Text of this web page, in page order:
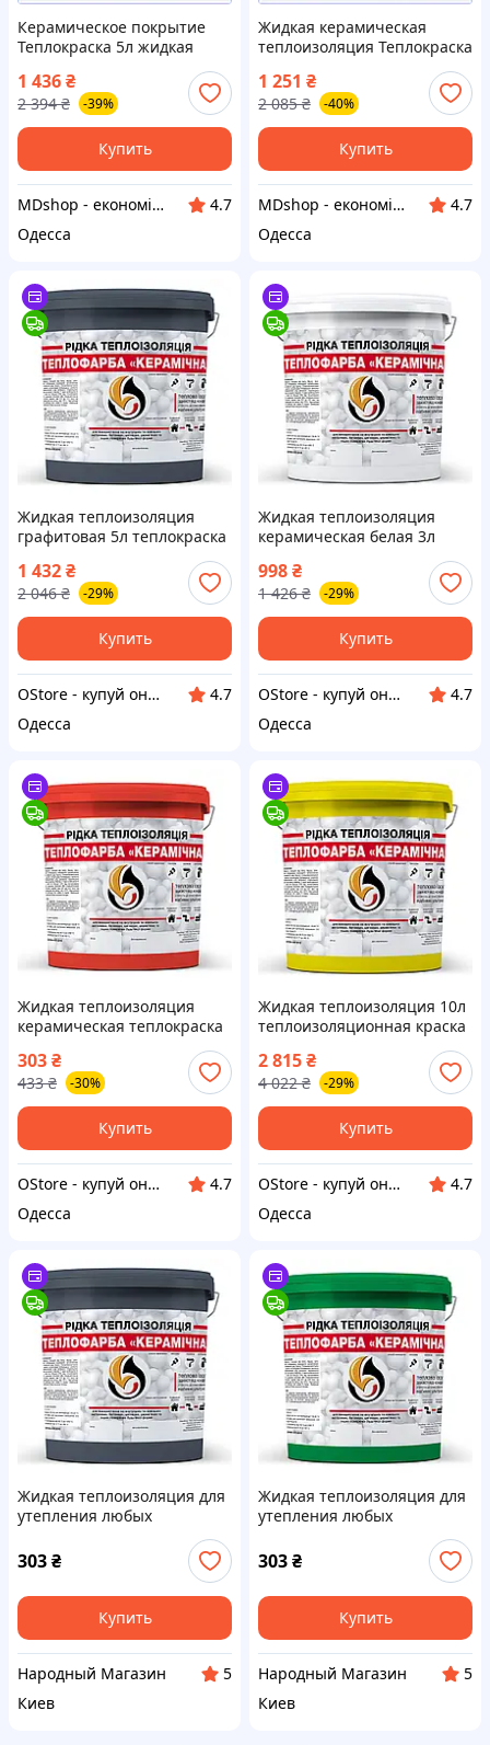
Керамическое покрытие
Теплокраска 5л жидкая
теплоизоляция для фасадов
зданий стен и
трубопроводов МШоп1
1 436₴
2 394 ₴ -39%
Купить
MDshop - економія поруч
4.7
Одесса
Жидкая керамическая
теплоизоляция Теплокраска
фасадов стен труб
антикоррозийная МШоп1
1 251 ₴
2 085 ₴ -40%
Купить
MDshop - економія поруч
4.7
Одесса
Жидкая теплоизоляция
графитовая 5л теплокраска
утепления поверхностей
энергосберегающая
1 432₴
2 046 ₴ -29%
Купить
OStore - купуй онлайн!
4.7
Одесса
Жидкая теплоизоляция
керамическая белая 3л
утеплитель для стен труб
металла бетона краска
теплоизоляция
998₴
1 426 ₴ -29%
Купить
OStore - купуй онлайн!
4.7
Одесса
Жидкая теплоизоляция
керамическая теплокраска
поверхностей
термоизоляционное
покрытие 1л
303₴
433 ₴ -30%
Купить
OStore - купуй онлайн!
4.7
Одесса
Жидкая теплоизоляция 10л
теплоизоляционная краска
поверхностей
энергосберегающее
2 815₴
4 022 ₴ -29%
Купить
OStore - купуй онлайн!
4.7
Одесса
Жидкая теплоизоляция для
утепления любых
поверхностей Теплокраска
Керамическая ГРАФИТОВАЯ
1л
303₴
Купить
Народный Магазин
5
Киев
Жидкая теплоизоляция для
утепления любых
поверхностей Теплокраска
Керамическая ЗЕЛЕНАЯ 1л
303₴
Купить
Народный Магазин
5
Киев